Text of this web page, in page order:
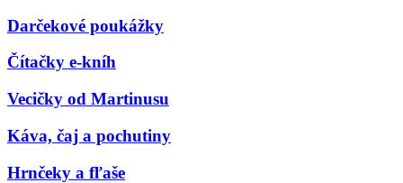
Darčekové poukážky
Čítačky e-kníh
Vecičky od Martinusu
Káva, čaj a pochutiny
Hrnčeky a fľaše